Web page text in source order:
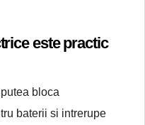
este practic
bloca
baterii si intrerupe